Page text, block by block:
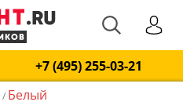
+7 (495) 255-03-21
/ Белый